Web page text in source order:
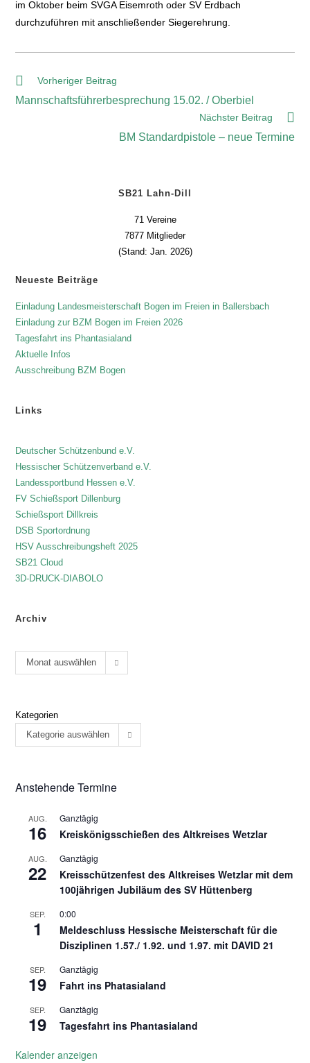
im Oktober beim SVGA Eisemroth oder SV Erdbach
durchzuführen mit anschließender Siegerehrung.
Vorheriger Beitrag
Mannschaftsführerbesprechung 15.02. / Oberbiel
Nächster Beitrag
BM Standardpistole – neue Termine
SB21 Lahn-Dill
71 Vereine
7877 Mitglieder
(Stand: Jan. 2026)
Neueste Beiträge
Einladung Landesmeisterschaft Bogen im Freien in Ballersbach
Einladung zur BZM Bogen im Freien 2026
Tagesfahrt ins Phantasialand
Aktuelle Infos
Ausschreibung BZM Bogen
Links
Deutscher Schützenbund e.V.
Hessischer Schützenverband e.V.
Landessportbund Hessen e.V.
FV Schießsport Dillenburg
Schießsport Dillkreis
DSB Sportordnung
HSV Ausschreibungsheft 2025
SB21 Cloud
3D-DRUCK-DIABOLO
Archiv
Monat auswählen
Kategorien
Kategorie auswählen
Anstehende Termine
AUG.
16
Ganztägig
Kreiskönigsschießen des Altkreises Wetzlar
AUG.
22
Ganztägig
Kreisschützenfest des Altkreises Wetzlar mit dem
100jährigen Jubiläum des SV Hüttenberg
SEP.
1
0:00
Meldeschluss Hessische Meisterschaft für die
Disziplinen 1.57./ 1.92. und 1.97. mit DAVID 21
SEP.
19
Ganztägig
Fahrt ins Phatasialand
SEP.
19
Ganztägig
Tagesfahrt ins Phantasialand
Kalender anzeigen